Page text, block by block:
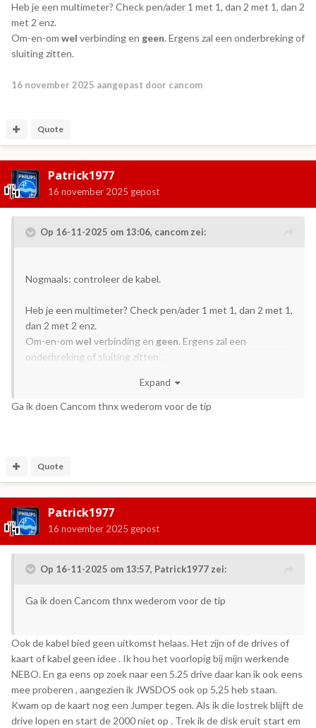
Heb je een multimeter? Check pen/ader 1 met 1, dan 2 met 1, dan 2
met 2 enz.
Om-en-om wel verbinding en geen. Ergens zal een onderbreking of
sluiting zitten.
16 november 2025 aangepast door cancom
Quote
Patrick1977
16 november 2025 gepost
Op 16-11-2025 om 13:06, cancom zei:
Nogmaals: controleer de kabel.
Heb je een multimeter? Check pen/ader 1 met 1, dan 2 met 1,
dan 2 met 2 enz.
Om-en-om wel verbinding en geen. Ergens zal een
onderbreking of sluiting zitten.
Expand
Ga ik doen Cancom thnx wederom voor de tip
Quote
Patrick1977
16 november 2025 gepost
Op 16-11-2025 om 13:57, Patrick1977 zei:
Ga ik doen Cancom thnx wederom voor de tip
Ook de kabel bied geen uitkomst helaas. Het zijn of de drives of
kaart of kabel geen idee . Ik hou het voorlopig bij mijn werkende
NEBO. En ga eens op zoek naar een 5.25 drive daar kan ik ook eens
mee proberen , aangezien ik JWSDOS ook op 5,25 heb staan.
Kwam op de kaart nog een Jumper tegen. Als ik die lostrek blijft de
drive lopen en start de 2000 niet op . Trek ik de disk eruit start em